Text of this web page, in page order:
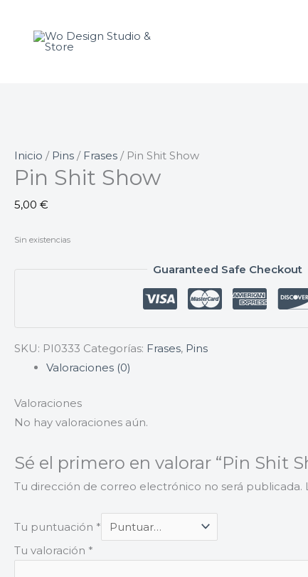
contenido
Inicio / Pins / Frases / Pin Shit Show
Pin Shit Show
5,00 €
Sin existencias
Guaranteed Safe Checkout
SKU: PI0333 Categorías: Frases, Pins
Valoraciones (0)
Valoraciones
No hay valoraciones aún.
Sé el primero en valorar “Pin Shit
Tu dirección de correo electrónico no será publicada.
Tu puntuación *
Tu valoración *